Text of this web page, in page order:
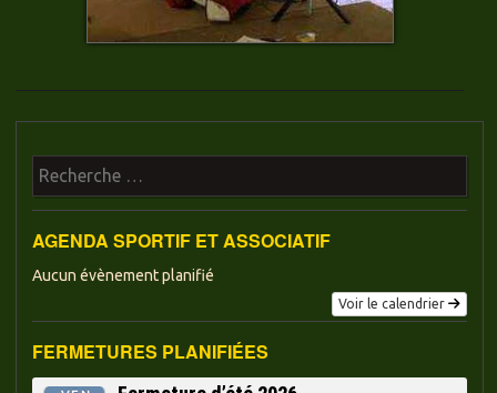
Recherche
AGENDA SPORTIF ET ASSOCIATIF
Aucun évènement planifié
Voir le calendrier
FERMETURES PLANIFIÉES